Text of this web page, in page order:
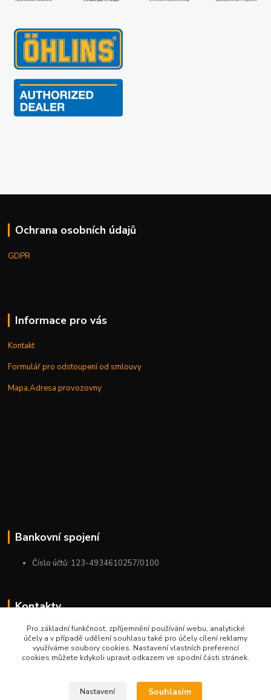
Ochrana osobních údajů
GDPR
Informace pro vás
Kontakt
Formulář pro odstoupení od smlouvy
Mapa,Adresa provozovny
Bankovní spojení
Číslo účtů: 123-4934610257/0100
Kontakty
+420 775 954 963
9:00-12:00-13:00-16:00
Pro základní funkčnost, zpříjemnění používání webu, analytické
účely a v případě udělení souhlasu také pro účely cílení reklamy
využíváme soubory cookies. Nastavení vlastních preferencí
cookies můžete kdykoli upravit odkazem ve spodní části stránek.
Nastavení Souhlasím